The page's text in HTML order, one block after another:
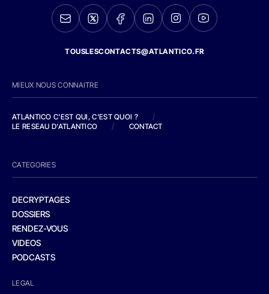
TOUSLESCONTACTS@ATLANTICO.FR
MIEUX NOUS CONNAITRE
ATLANTICO C'EST QUI, C'EST QUOI ?
/
LE RESEAU D'ATLANTICO
/ CONTACT
CATEGORIES
DECRYPTAGES
DOSSIERS
RENDEZ-VOUS
VIDEOS
PODCASTS
LEGAL